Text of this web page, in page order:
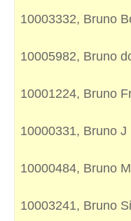
10003332, Bruno
10005982, Bruno
10001224, Bruno
10000331, Bruno
10000484, Bruno
10003241, Bruno